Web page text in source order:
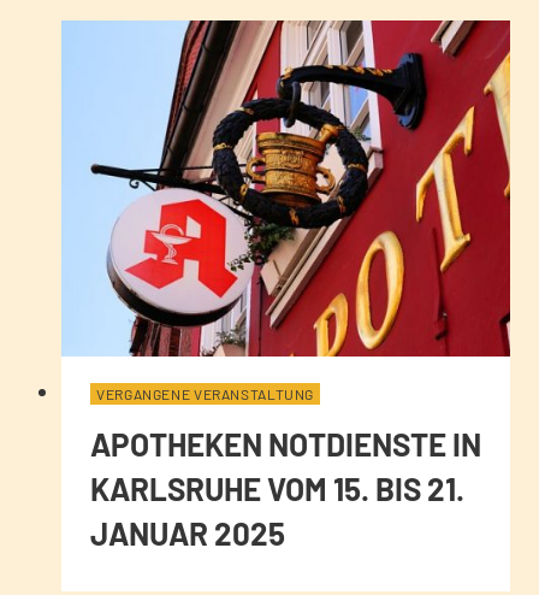
VERGANGENE VERANSTALTUNG
APOTHEKEN NOTDIENSTE IN
KARLSRUHE VOM 15. BIS 21.
JANUAR 2025